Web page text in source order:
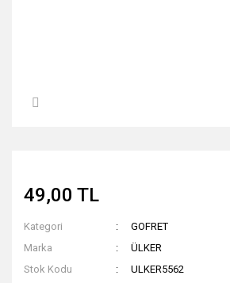
49,00 TL
Kategori
GOFRET
Marka
ÜLKER
Stok Kodu
ULKER5562